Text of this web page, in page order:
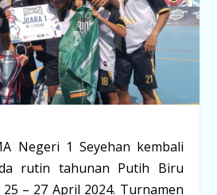
Negeri 1 Seyehan kembali
rutin tahunan Putih Biru
25 – 27 April 2024. Turnamen